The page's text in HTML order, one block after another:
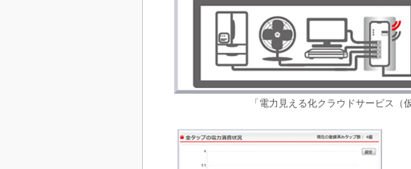
「電力見える化クラウドサービス（